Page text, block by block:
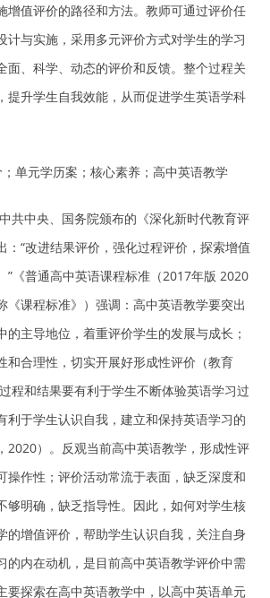
增值评价的路径和方法。教师可通过评价任
计与实施，采用多元评价方式对学生的学习
面、科学、动态的评价和反馈。整个过程关
提升学生自我效能，从而促进学生英语学科
；单元学历案；核心素养；高中英语教学
共中央、国务院颁布的《深化新时代教育评
：“改进结果评价，强化过程评价，探索增值
”《普通高中英语课程标准（2017年版 2020
《课程标准》）强调：高中英语教学要突出
的主导地位，着重评价学生的发展与成长；
和合理性，切实开展好形成性评价（教育
程和结果要有利于学生不断体验英语学习过
利于学生认识自我，建立和保持英语学习的
2020）。反观当前高中英语教学，形成性评
操作性；评价活动常流于表面，缺乏深度和
够明确，缺乏指导性。因此，如何对学生核
的增值评价，帮助学生认识自我，关注自身
的内在动机，是目前高中英语教学评价中需
要探索在高中英语教学中，以高中英语单元